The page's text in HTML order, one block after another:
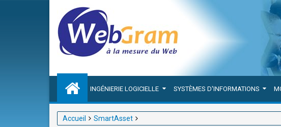
INGÉNIERIE LOGICIELLE SYSTÈMES D'INFORMATIONS
Accueil
SmartAsset